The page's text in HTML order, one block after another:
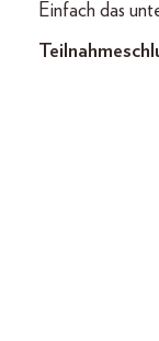
Einfach das